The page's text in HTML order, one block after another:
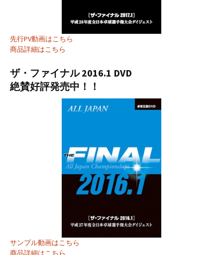
先行PV動画はこちら
商品詳細はこちら
ザ・ファイナル 2016.1 DVD
絶賛好評発売中！！
サンプル動画はこちら